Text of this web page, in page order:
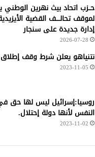
حــزب اتحاد بيث نهرين الوطني
لموقف تحالــــف القضية
إدارة جديدة على سنجار
2026-07-28
نتنياهو يعلن شرط وقف إطلاق
2023-11-05
روسيا:إسرائيل ليس لها حق
النفس لأنها دولة إحتلال.
2023-11-02